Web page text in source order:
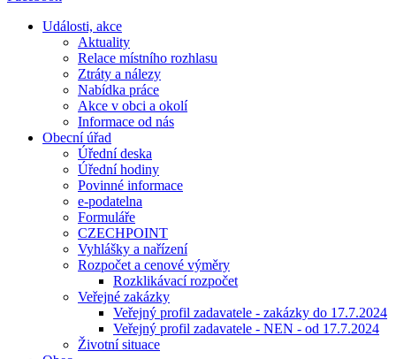
Události, akce
Aktuality
Relace místního rozhlasu
Ztráty a nálezy
Nabídka práce
Akce v obci a okolí
Informace od nás
Obecní úřad
Úřední deska
Úřední hodiny
Povinné informace
e-podatelna
Formuláře
CZECHPOINT
Vyhlášky a nařízení
Rozpočet a cenové výměry
Rozklikávací rozpočet
Veřejné zakázky
Veřejný profil zadavatele - zakázky do 17.7.2024
Veřejný profil zadavatele - NEN - od 17.7.2024
Životní situace